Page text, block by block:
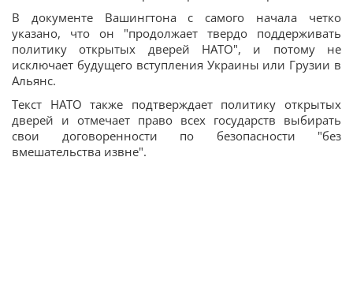
В документе Вашингтона с самого начала четко
указано, что он "продолжает твердо поддерживать
политику открытых дверей НАТО", и потому не
исключает будущего вступления Украины или Грузии в
Альянс.
Текст НАТО также подтверждает политику открытых
дверей и отмечает право всех государств выбирать
свои договоренности по безопасности "без
вмешательства извне".